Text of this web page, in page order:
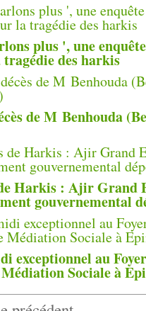
plus ', une
des harkis
de M Benhouda
Harkis : Ajir Grand
gouvernemental
exceptionnel au
Sociale à